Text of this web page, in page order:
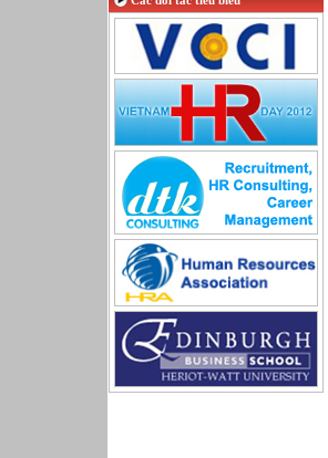
Phát triển kinh doanh
Quan hệ công chúng
Quản lý chất lượng
Quản lý dự án
Quản lý, Điều hành
Quản lý, Kinh doanh bất động sản
Quản trị hệ thống
Sản xuất game online
Sở hữu công nghiệp
Tài chính
Thiết kế
Tiếp thị
Tổ chức Sản xuất
Truyền thông
Truyền thông, PR
Tư vấn
Vật tư - Hậu cần